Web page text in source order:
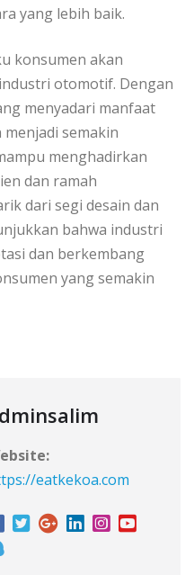
yang lebih baik.
konsumen akan
otomotif. Dengan
menyadari manfaat
semakin
menghadirkan
dan ramah
dari segi desain dan
bahwa industri
dan berkembang
yang semakin
eatkekoa.com